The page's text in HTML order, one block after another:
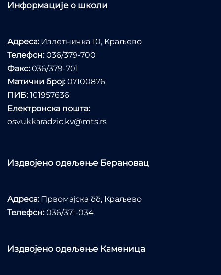
Информације о школи
Адреса:Излетничка 10, Kраљево
Телефон:036/379-700
Факс:036/379-701
Матични број:07100876
ПИБ:101957636
Електронска пошта:
osvukkaradzic.kv@mts.rs
Издвојено одељење Берановац
Адреса:Првомајска бб, Краљево
Телефон:036/371-034
Издвојено одељење Каменица